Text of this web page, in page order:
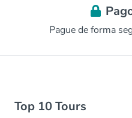
Pague de forma
Top 10 Tours